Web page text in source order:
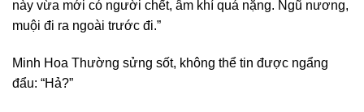
này vừa mới có người chết, âm khí quá nặng. Ngũ nương,
muội đi ra ngoài trước đi.”
Minh Hoa Thường sửng sốt, không thể tin được ngẩng
đẩu: “Hả?”